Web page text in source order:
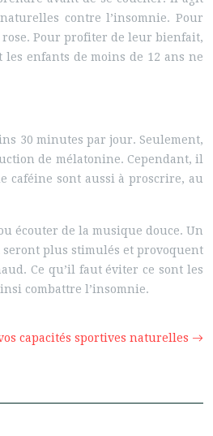
contre l’insomnie. Pour
Pour profiter de leur bienfait,
enfants de moins de 12 ans ne
30 minutes par jour. Seulement,
de mélatonine. Cependant, il
caféine sont aussi à proscrire, au
écouter de la musique douce. Un
seront plus stimulés et provoquent
Ce qu’il faut éviter ce sont les
combattre l’insomnie.
capacités sportives naturelles